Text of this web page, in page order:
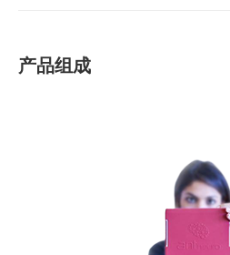
产品组成